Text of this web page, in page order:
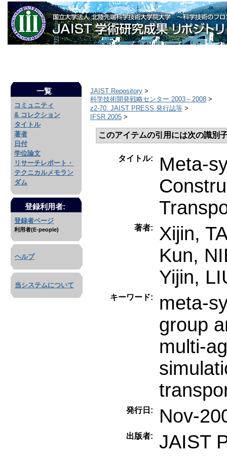
一覧
コミュニティ
& コレクション
タイトル
著者
日付
学位論文
リサーチレポート・
テクニカルメモラン
ダム
登録利用者:
登録者ページ
利用者(E-people)
ヘルプ
当システムについて
JAIST Repository >
科学技術開発戦略センター 2003～2008 >
z2-70. JAIST PRESS 発行誌等 >
IFSR 2005 >
このアイテムの引用には次の識別
タイトル:
Meta-
著者:
Xijin,
Kun,
Yijin,
キーワード:
meta-
group
multi-
発行日: Nov-
出版者: JAIST